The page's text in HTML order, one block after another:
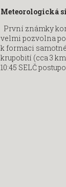
Meteorologická
První známky
velmi pozvolna
k formaci
krupobití (cca 3
10:45 SELČ